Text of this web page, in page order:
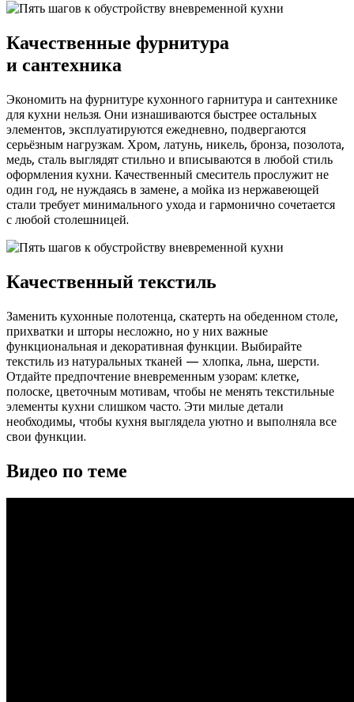
Качественные фурнитура
и сантехника
Экономить на фурнитуре кухонного гарнитура и сантехнике
для кухни нельзя. Они изнашиваются быстрее остальных
элементов, эксплуатируются ежедневно, подвергаются
серьёзным нагрузкам. Хром, латунь, никель, бронза, позолота,
медь, сталь выглядят стильно и вписываются в любой стиль
оформления кухни. Качественный смеситель прослужит не
один год, не нуждаясь в замене, а мойка из нержавеющей
стали требует минимального ухода и гармонично сочетается
с любой столешницей.
Качественный текстиль
Заменить кухонные полотенца, скатерть на обеденном столе,
прихватки и шторы несложно, но у них важные
функциональная и декоративная функции. Выбирайте
текстиль из натуральных тканей — хлопка, льна, шерсти.
Отдайте предпочтение вневременным узорам: клетке,
полоске, цветочным мотивам, чтобы не менять текстильные
элементы кухни слишком часто. Эти милые детали
необходимы, чтобы кухня выглядела уютно и выполняла все
свои функции.
Видео по теме